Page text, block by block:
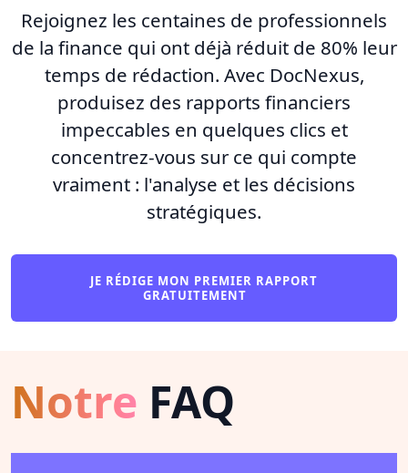
Rejoignez les centaines de professionnels
de la finance qui ont déjà réduit de 80% leur
temps de rédaction. Avec DocNexus,
produisez des rapports financiers
impeccables en quelques clics et
concentrez-vous sur ce qui compte
vraiment : l'analyse et les décisions
stratégiques.
JE RÉDIGE MON PREMIER RAPPORT
GRATUITEMENT
Notre FAQ